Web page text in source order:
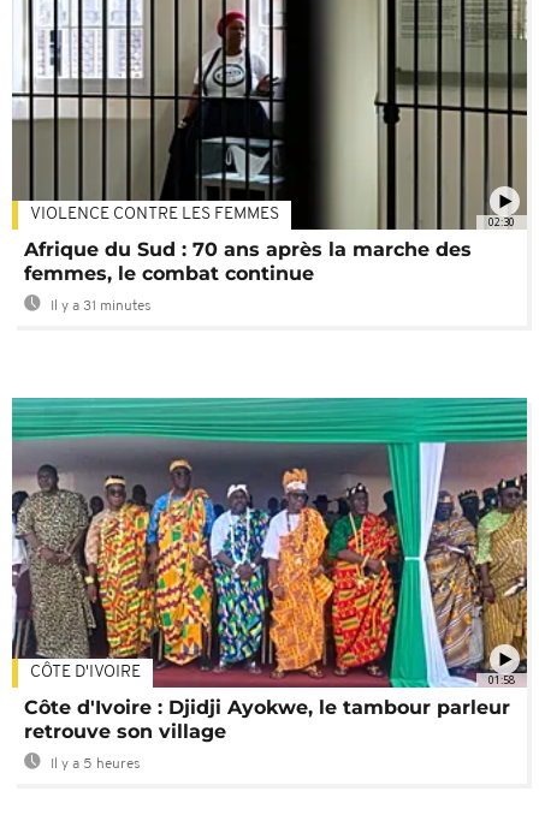
02:30
VIOLENCE CONTRE LES FEMMES
Afrique du Sud : 70 ans après la marche des
femmes, le combat continue
Il y a 31 minutes
01:58
CÔTE D'IVOIRE
Côte d'Ivoire : Djidji Ayokwe, le tambour parleur
retrouve son village
Il y a 5 heures